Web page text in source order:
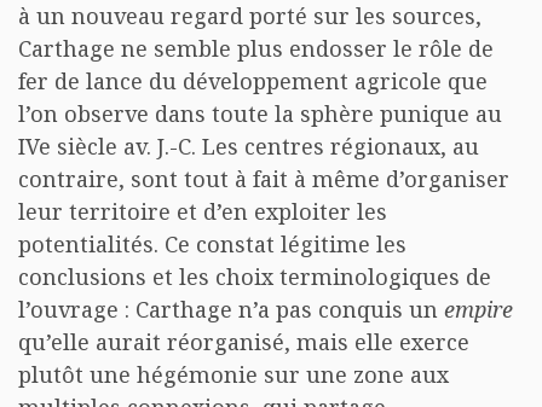
à un nouveau regard porté sur les sources,
Carthage ne semble plus endosser le rôle de
fer de lance du développement agricole que
l’on observe dans toute la sphère punique au
IVe siècle av. J.-C. Les centres régionaux, au
contraire, sont tout à fait à même d’organiser
leur territoire et d’en exploiter les
potentialités. Ce constat légitime les
conclusions et les choix terminologiques de
l’ouvrage : Carthage n’a pas conquis un empire
qu’elle aurait réorganisé, mais elle exerce
plutôt une hégémonie sur une zone aux